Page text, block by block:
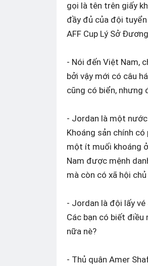
gọi là tên trên giấy
đầy đủ của đội
AFF Cup Lý Sở
- Nói đến Việt Nam,
bởi vậy mới có câu
cũng có biển, nhưng
- Jordan là một nước
Khoáng sản chính
một ít muối khoáng
Nam được mệnh
mà còn có xã hội
- Jordan là đội lấy
Các bạn có biết điều
nữa nè?
- Thủ quân Amer